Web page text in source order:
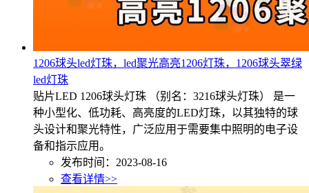
1206球头led灯珠，led聚光高亮1206灯珠，1206球头翠绿
led灯珠
贴片LED 1206球头灯珠 （别名：3216球头灯珠） 是一
种小型化、低功耗、高亮度的LED灯珠，以其独特的球
头设计和聚光特性，广泛应用于需要集中照明的电子设
备和指示应用。
发布时间：2023-08-16
查看详情>>